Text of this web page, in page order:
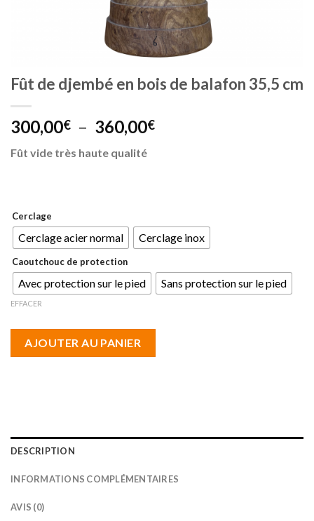
Fût de djembé en bois de balafon 35,5 cm
300,00€ – 360,00€Plage
Fût vide très haute qualité
Cerclage
Cerclage acier normal Cerclage inox
Caoutchouc de protection
Avec protection sur le pied Sans protection sur le pied
EFFACER
AJOUTER AU PANIER
DESCRIPTION
INFORMATIONS COMPLÉMENTAIRES
AVIS (0)